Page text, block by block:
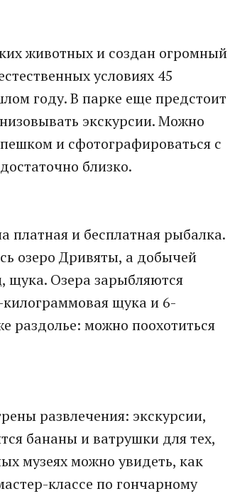
животных и создан огромный
условиях 45
году. В парке еще предстоит
экскурсии. Можно
и сфотографироваться с
близко.
платная и бесплатная рыбалка.
озеро Дривяты, а добычей
щука. Озера зарыбляются
щука и 6-
раздолье: можно поохотиться
развлечения: экскурсии,
бананы и ватрушки для тех,
музеях можно увидеть, как
классе по гончарному